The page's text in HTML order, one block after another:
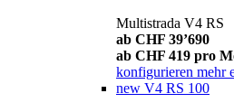
Multistrada V4 RS
ab CHF 39’690
ab CHF 419 pro
konfigurieren mehr
new V4 RS 100